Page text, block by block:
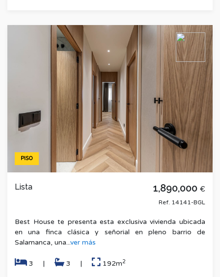
PISO
Lista 1,890,000 €
Ref. 14141-BGL
Best House te presenta esta exclusiva vivienda ubicada
en una finca clásica y señorial en pleno barrio de
Salamanca, una...ver más
3 | 3 | 192m2